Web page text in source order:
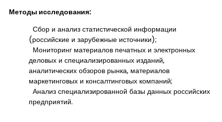
Методы исследования:
Сбор и анализ статистической информации
(российские и зарубежные источники);
Мониторинг материалов печатных и электронных
деловых и специализированных изданий,
аналитических обзоров рынка, материалов
маркетинговых и консалтинговых компаний;
Анализ специализированной базы данных российских
предприятий.